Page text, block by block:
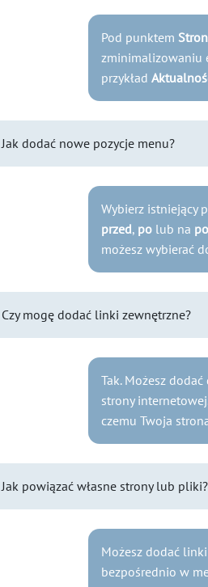
Pod punktem
zminimalizowaniu
przykład
Jak dodać nowe pozycje menu?
Wybierz istniejący
przed, polub na
możesz wybierać
Czy mogę dodać linki zewnętrzne?
Tak. Możesz
strony
czemu Twoja
Jak powiązać własne strony lub pliki?
Możesz dodać
bezpośrednio w